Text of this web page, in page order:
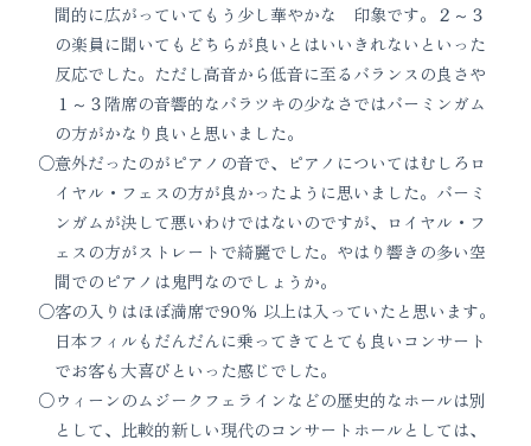
間的に広がっていてもう少し華やかな 印象です。２～３
の楽員に聞いてもどちらが良いとはいいきれないといった
反応でした。ただし高音から低音に至るバランスの良さや
１～３階席の音響的なバラツキの少なさではバーミンガム
の方がかなり良いと思いました。
意外だったのがピアノの音で、ピアノについてはむしろロ
イヤル・フェスの方が良かったように思いました。バーミ
ンガムが決して悪いわけではないのですが、ロイヤル・フ
ェスの方がストレートで綺麗でした。やはり響きの多い空
間でのピアノは鬼門なのでしょうか。
客の入りはほぼ満席で90% 以上は入っていたと思います。
日本フィルもだんだんに乗ってきてとても良いコンサート
でお客も大喜びといった感じでした。
ウィーンのムジークフェラインなどの歴史的なホールは別
として、比較的新しい現代のコンサートホールとしては、